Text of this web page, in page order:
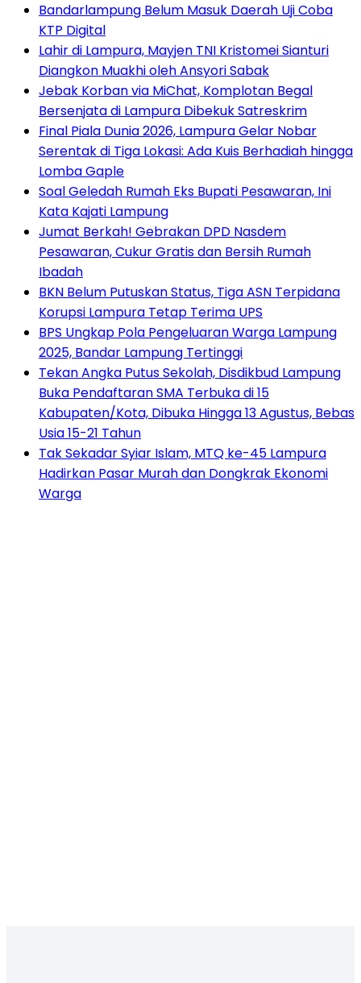
Bandarlampung Belum Masuk Daerah Uji Coba
KTP Digital
Lahir di Lampura, Mayjen TNI Kristomei Sianturi
Diangkon Muakhi oleh Ansyori Sabak
Jebak Korban via MiChat, Komplotan Begal
Bersenjata di Lampura Dibekuk Satreskrim
Final Piala Dunia 2026, Lampura Gelar Nobar
Serentak di Tiga Lokasi: Ada Kuis Berhadiah hingga
Lomba Gaple
Soal Geledah Rumah Eks Bupati Pesawaran, Ini
Kata Kajati Lampung
Jumat Berkah! Gebrakan DPD Nasdem
Pesawaran, Cukur Gratis dan Bersih Rumah
Ibadah
BKN Belum Putuskan Status, Tiga ASN Terpidana
Korupsi Lampura Tetap Terima UPS
BPS Ungkap Pola Pengeluaran Warga Lampung
2025, Bandar Lampung Tertinggi
Tekan Angka Putus Sekolah, Disdikbud Lampung
Buka Pendaftaran SMA Terbuka di 15
Kabupaten/Kota, Dibuka Hingga 13 Agustus, Bebas
Usia 15-21 Tahun
Tak Sekadar Syiar Islam, MTQ ke-45 Lampura
Hadirkan Pasar Murah dan Dongkrak Ekonomi
Warga